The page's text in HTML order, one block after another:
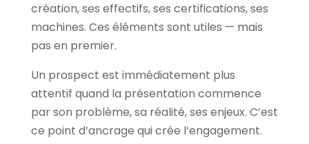
création, ses effectifs, ses certifications, ses
machines. Ces éléments sont utiles — mais
pas en premier.
Un prospect est immédiatement plus
attentif quand la présentation commence
par son problème, sa réalité, ses enjeux. C’est
ce point d’ancrage qui crée l’engagement.